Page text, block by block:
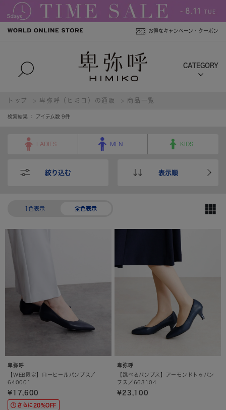
お得なキャンペーン・クーポン
トップ 卑弥呼（ヒミコ）の通販 商品一覧
検索結果 ： アイテム数 9件
LADIES MEN KIDS
絞り込む 表示順
1色表示 全色表示
卑弥呼
【WEB限定】ローヒールパンプス／
640001
¥17,600
さらに20%OFF
卑弥呼
【跳べるパンプス】アーモンドトゥパン
プス／663104
¥23,100